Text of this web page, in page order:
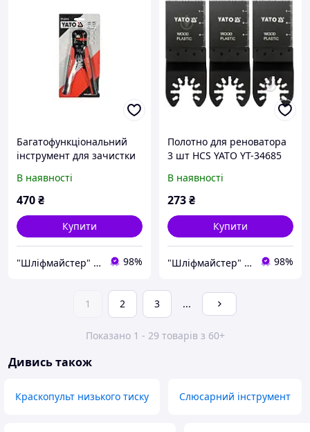
Багатофункціональний
інструмент для зачистки
В наявності
470₴
Купити
"Шліфмайстер" Інтернет-магазин 98%
Полотно для реноватора
3 шт HCS YATO YT-34685
В наявності
273₴
Купити
"Шліфмайстер" Інтернет-магазин 98%
1 2 3 ...
Показано 1 - 29 товарів з 60+
Дивись також
Краскопульт низького тиску Слюсарний інструмент